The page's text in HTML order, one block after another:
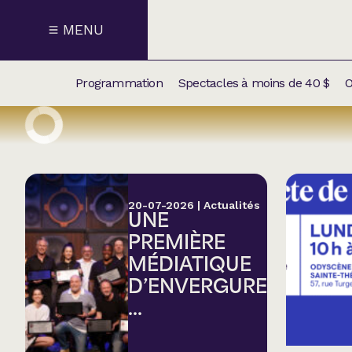
MENU
NOS
Humour
Programmation Spectacles à moins de 40 $
20-07-2026 | Actualités
UNE
PREMIÈRE
MÉDIATIQUE
D’ENVERGURE
...